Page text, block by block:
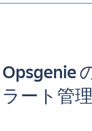
ート管理